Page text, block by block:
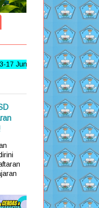
FOLLOW, LIKE DAN